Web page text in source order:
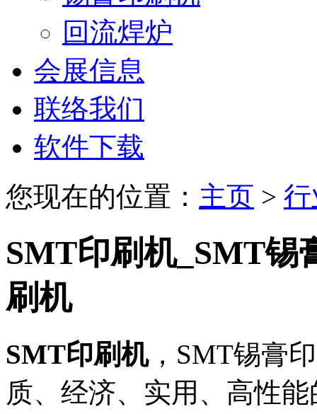
回流焊炉
会展信息
联络我们
软件下载
您现在的位置： 主页 >
SMT印刷机_SMT锡
刷机
SMT印刷机，SMT锡膏
质、经济、实用、高性